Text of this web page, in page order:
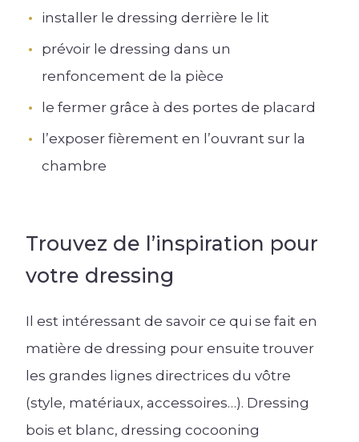
installer le dressing derrière le lit
prévoir le dressing dans un
renfoncement de la pièce
le fermer grâce à des portes de placard
l’exposer fièrement en l’ouvrant sur la
chambre
Trouvez de l’inspiration pour
votre dressing
Il est intéressant de savoir ce qui se fait en
matière de dressing pour ensuite trouver
les grandes lignes directrices du vôtre
(style, matériaux, accessoires…). Dressing
bois et blanc, dressing cocooning